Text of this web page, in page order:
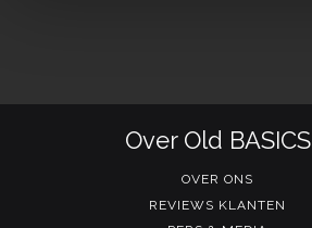
Over Old BASICS
OVER ONS
REVIEWS KLANTEN